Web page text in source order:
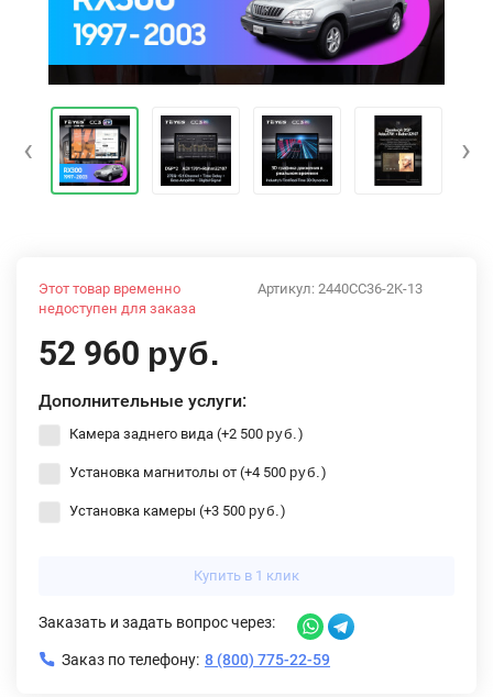
‹ ›
Артикул: 2440CC36-2K-13
Этот товар временно
недоступен для заказа
52 960 руб.
Дополнительные услуги:
Камера заднего вида (+2 500 руб. )
Установка магнитолы от (+4 500 руб. )
Установка камеры (+3 500 руб. )
Купить в 1 клик
Заказать и задать вопрос через:
Заказ по телефону: 8 (800) 775-22-59